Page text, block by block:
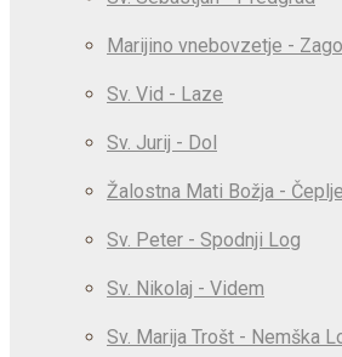
Marijino vnebovzetje -
Sv. Vid - Laze
Sv. Jurij - Dol
Žalostna Mati Božja - Čeplje
Sv. Peter - Spodnji Log
Sv. Nikolaj - Videm
Sv. Marija Trošt - Nemška